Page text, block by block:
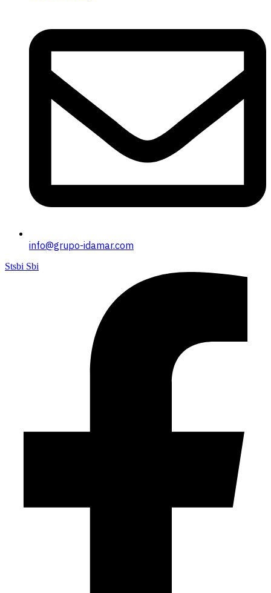
info@grupo-idamar.com
Stsbi Sbi